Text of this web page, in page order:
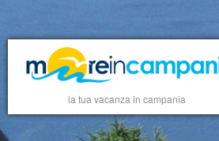
la tua vacanza in campania